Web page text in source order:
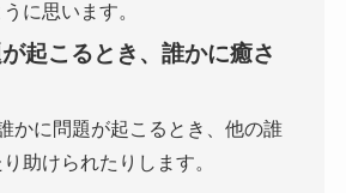
に思います。
起こるとき、誰かに癒さ
かに問題が起こるとき、他の誰
助けられたりします。